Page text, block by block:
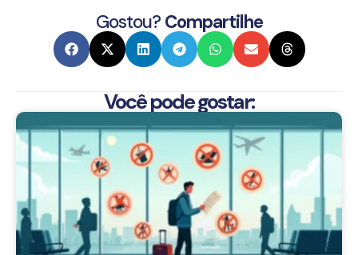
Gostou? Compartilhe
Você pode gostar: